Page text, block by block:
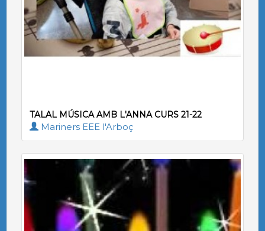
TALAL MÚSICA AMB L'ANNA CURS 21-22
Mariners EEE l'Arboç